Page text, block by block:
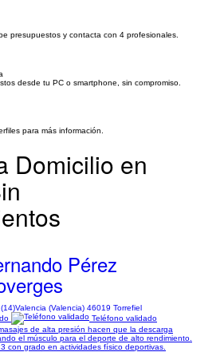
presupuestos y contacta con 4 profesionales.
desde tu PC o smartphone, sin compromiso.
para más información.
Domicilio en
Pérez
Valencia (Valencia) 46019 Torrefiel
Teléfono validado
de alta presión hacen que la descarga
el músculo para el deporte de alto rendimiento.
con grado en actividades físico deportivas.